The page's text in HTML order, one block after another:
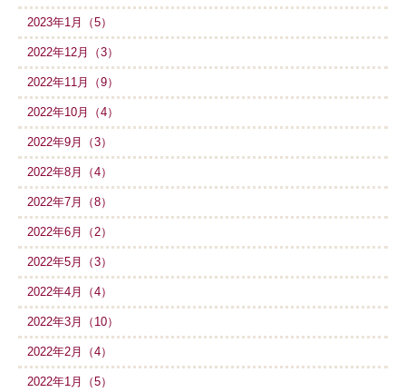
2023年1月（5）
2022年12月（3）
2022年11月（9）
2022年10月（4）
2022年9月（3）
2022年8月（4）
2022年7月（8）
2022年6月（2）
2022年5月（3）
2022年4月（4）
2022年3月（10）
2022年2月（4）
2022年1月（5）